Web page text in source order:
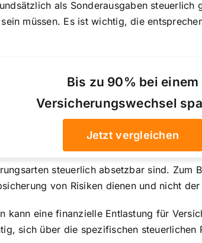
als Sonderausgaben steuerlich
müssen. Es ist wichtig, die
Bis zu 90% bei einem
Versicherungswechsel
Jetzt vergleichen
steuerlich absetzbar sind. Zum
von Risiken dienen und nicht
kann eine finanzielle Entlastung für
sich über die spezifischen